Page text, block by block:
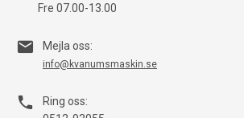
Fre 07.00-13.00
Mejla oss:
info@kvanumsmaskin.se
Ring oss: